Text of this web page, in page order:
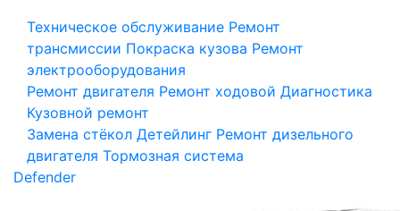
Техническое обслуживание Ремонт
трансмиссии Покраска кузова Ремонт
электрооборудования
Ремонт двигателя Ремонт ходовой Диагностика
Кузовной ремонт
Замена стёкол Детейлинг Ремонт дизельного
двигателя Тормозная система
Defender